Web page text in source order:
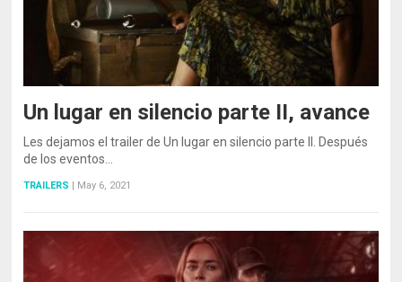
Un lugar en silencio parte II, avance
Les dejamos el trailer de Un lugar en silencio parte II. Después
de los eventos…
TRAILERS | May 6, 2021